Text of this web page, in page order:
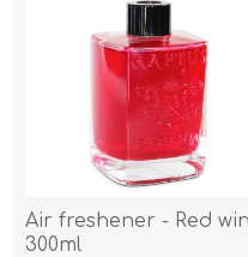
Air freshener - Red
300ml